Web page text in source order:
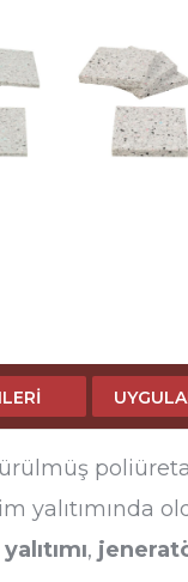
yalıtımında
,